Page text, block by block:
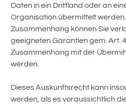
Daten in ein Drittland oder an
Organisation übermittelt
Zusammenhang können Sie
geeigneten Garantien gem. Art.
Zusammenhang mit der
werden.
Dieses Auskunftsrecht kann
werden, als es voraussichtlich